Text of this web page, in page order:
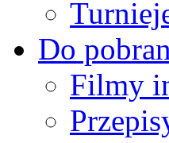
Do
Filmy